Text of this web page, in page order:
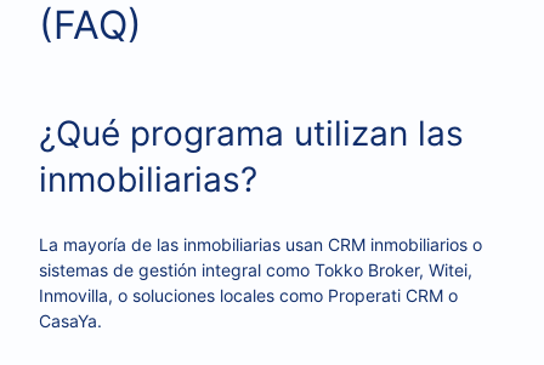
(FAQ)
¿Qué programa utilizan las
inmobiliarias?
La mayoría de las inmobiliarias usan CRM inmobiliarios o
sistemas de gestión integral como Tokko Broker, Witei,
Inmovilla, o soluciones locales como Properati CRM o
CasaYa.